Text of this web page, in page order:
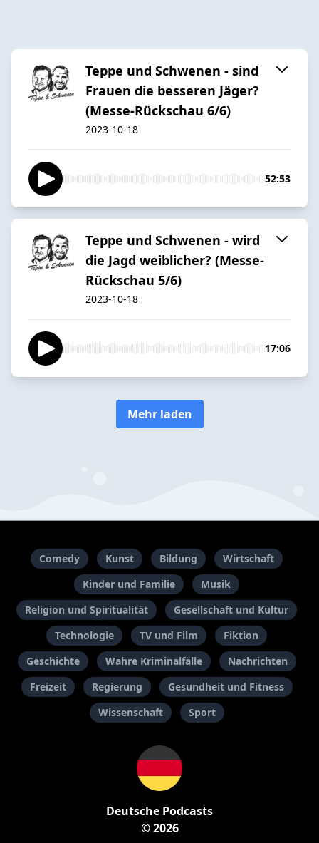
Teppe und Schwenen - sind
Frauen die besseren Jäger?
(Messe-Rückschau 6/6)
2023-10-18
52:53
Teppe und Schwenen - wird
die Jagd weiblicher? (Messe-
Rückschau 5/6)
2023-10-18
17:06
Mehr laden
Comedy Kunst Bildung
Wirtschaft
Kinder und Familie
Musik
Religion und Spiritualität
Gesellschaft und Kultur
Technologie
TV und Film
Fiktion
Geschichte
Wahre Kriminalfälle
Nachrichten
Freizeit
Regierung
Gesundheit und Fitness
Wissenschaft
Sport
Deutsche Podcasts
© 2026